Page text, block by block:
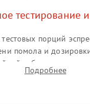
тестирование
порций
помола и
таблетки,
пены. Контроль
Подробнее